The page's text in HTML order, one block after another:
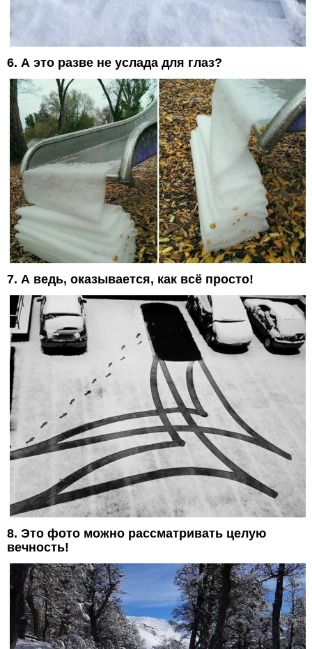
6. А это разве не услада для глаз?
7. А ведь, оказывается, как всё просто!
8. Это фото можно рассматривать целую
вечность!